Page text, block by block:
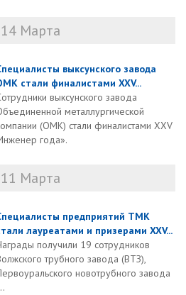
14 Марта
выксунского завода
стали финалистами XXV...
выксунского завода
металлургической
(ОМК) стали финалистами XXV
года».
11 Марта
предприятий ТМК
лауреатами и призерами XXV...
получили 19 сотрудников
трубного завода (ВТЗ),
новотрубного завода